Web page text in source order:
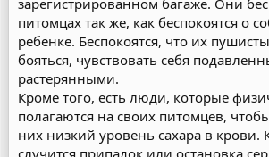
зарегистрированном багаже. Они
питомцах так же, как беспокоятся о
ребенке. Беспокоятся, что их
бояться, чувствовать себя
растерянными.
Кроме того, есть люди, которые
полагаются на своих питомцев,
них низкий уровень сахара в крови.
случится припадок или остановка